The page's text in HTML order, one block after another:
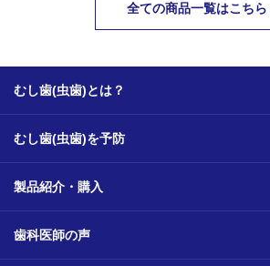
全ての商品一覧はこちら
むし歯(虫歯)とは？
むし歯(虫歯)を予防
製品紹介・購入
歯科医師の声